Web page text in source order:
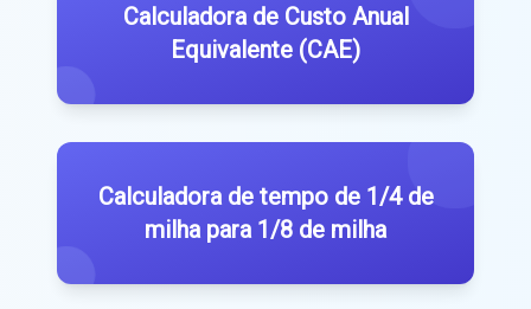
Calculadora de Custo Anual
Equivalente (CAE)
Calculadora de tempo de 1/4 de
milha para 1/8 de milha